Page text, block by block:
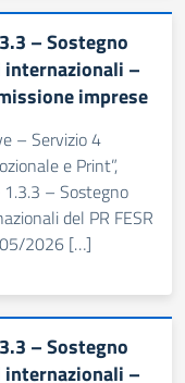
– Sostegno
internazionali –
imprese
– Servizio 4
e Print”,
1.3.3 – Sostegno
del PR FESR
2026 […]
– Sostegno
internazionali –